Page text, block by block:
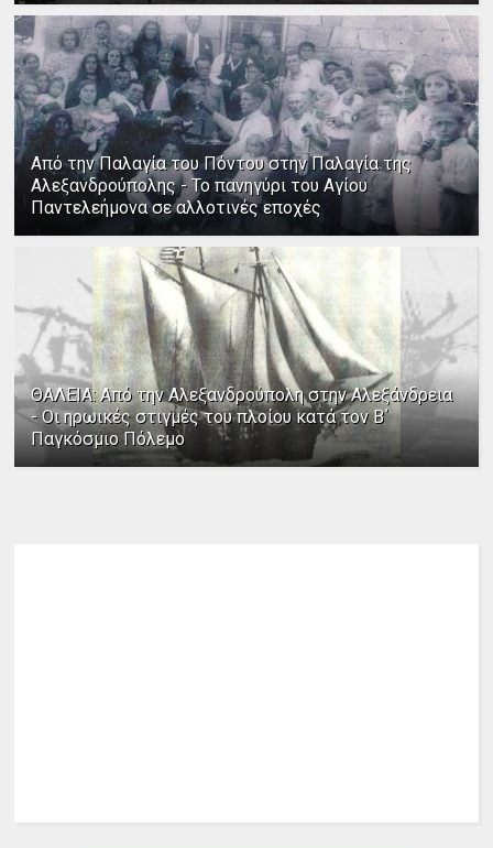
Από την Παλαγία του Πόντου στην Παλαγία της
Αλεξανδρούπολης - Το πανηγύρι του Αγίου
Παντελεήμονα σε αλλοτινές εποχές
ΘΑΛΕΙΑ: Από την Αλεξανδρούπολη στην Αλεξάνδρεια
- Οι ηρωικές στιγμές του πλοίου κατά τον Β΄
Παγκόσμιο Πόλεμο